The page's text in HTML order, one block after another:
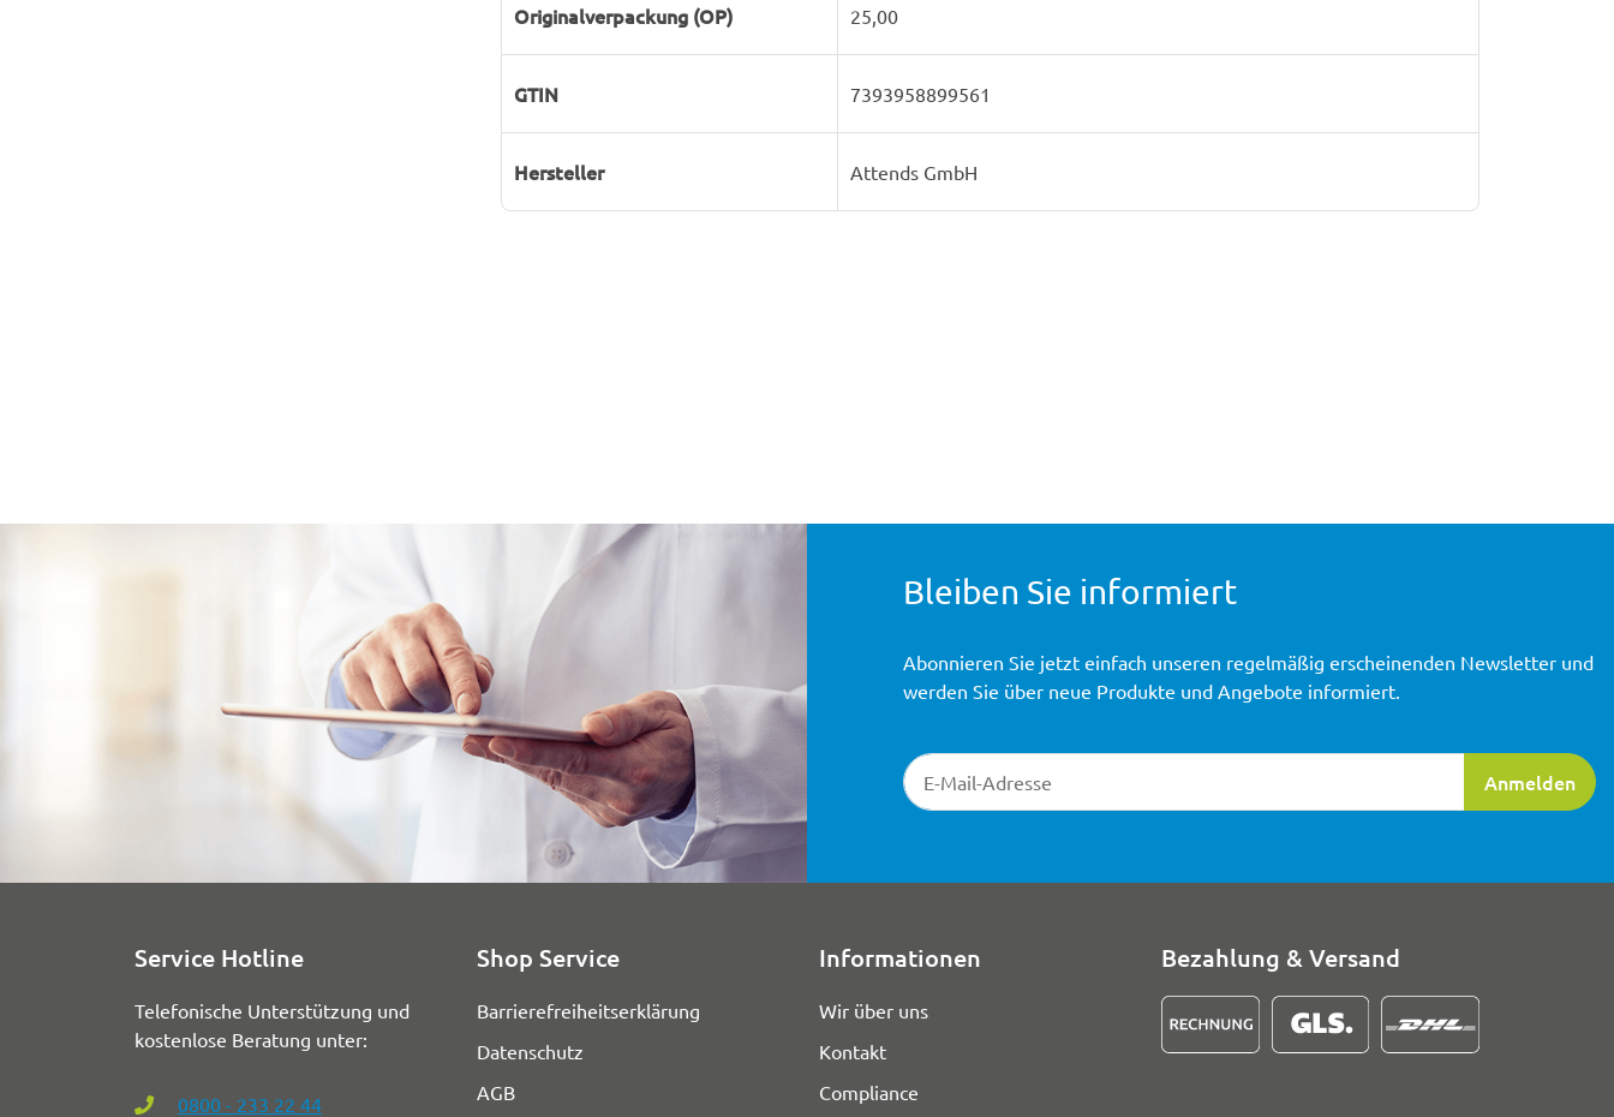
Originalverpackung (OP) 25,00
GTIN 7393958899561
Hersteller Attends GmbH
Bleiben Sie informiert
Newsletter-Registrierung
Anmelden
Abonnieren Sie jetzt einfach unseren regelmäßig erscheinenden Newsletter und
werden Sie über neue Produkte und Angebote informiert.
Service Hotline
Telefonische Unterstützung und
kostenlose Beratung unter:
0800 - 233 22 44
Shop Service
Barrierefreiheitserklärung
Datenschutz
AGB
Informationen
Wir über uns
Kontakt
Compliance
Bezahlung & Versand